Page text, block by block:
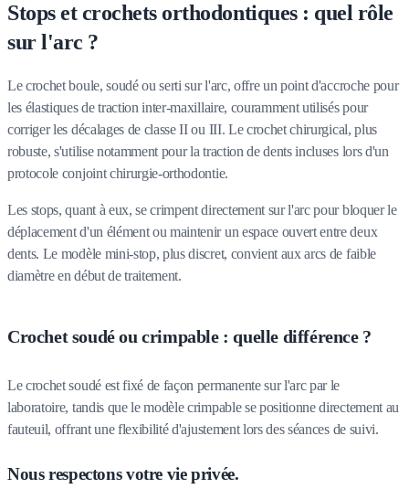
Stops et crochets orthodontiques : quel rôle
sur l'arc ?
Le crochet boule, soudé ou serti sur l'arc, offre un point d'accroche pour
les élastiques de traction inter-maxillaire, couramment utilisés pour
corriger les décalages de classe II ou III. Le crochet chirurgical, plus
robuste, s'utilise notamment pour la traction de dents incluses lors d'un
protocole conjoint chirurgie-orthodontie.
Les stops, quant à eux, se crimpent directement sur l'arc pour bloquer le
déplacement d'un élément ou maintenir un espace ouvert entre deux
dents. Le modèle mini-stop, plus discret, convient aux arcs de faible
diamètre en début de traitement.
Crochet soudé ou crimpable : quelle différence ?
Le crochet soudé est fixé de façon permanente sur l'arc par le
laboratoire, tandis que le modèle crimpable se positionne directement au
fauteuil, offrant une flexibilité d'ajustement lors des séances de suivi.
Nous respectons votre vie privée.